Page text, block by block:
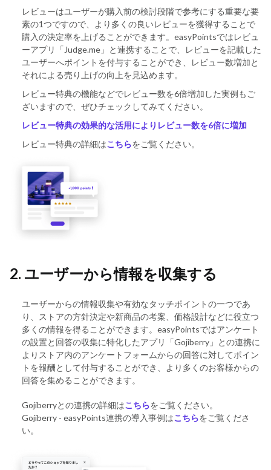
レビューはユーザーが購入前の検討段階で参考にする重要な要
素の1つですので、より多くの良いレビューを獲得することで
購入の決定率を上げることができます。easyPointsではレビュ
ーアプリ「Judge.me」と連携することで、レビューを記載した
ユーザーへポイントを付与することができ、レビュー数増加と
それによる売り上げの向上を見込めます。
レビュー特典の機能などでレビュー数を6倍増加した実例もご
ざいますので、ぜひチェックしてみてください。
レビュー特典の効果的な活用によりレビュー数を6倍に増加
レビュー特典の詳細はこちらをご覧ください。
2. ユーザーから情報を収集する
ユーザーからの情報収集や有効なタッチポイントの一つであ
り、ストアの方針決定や新商品の考案、価格設計などに役立つ
多くの情報を得ることができます。easyPointsではアンケート
の設置と回答の収集に特化したアプリ「Gojiberry」との連携に
よりストア内のアンケートフォームからの回答に対してポイン
トを報酬として付与することができ、より多くのお客様からの
回答を集めることができます。
Gojiberryとの連携の詳細はこちらをご覧ください。
Gojiberry - easyPoints連携の導入事例はこちらをご覧くださ
い。